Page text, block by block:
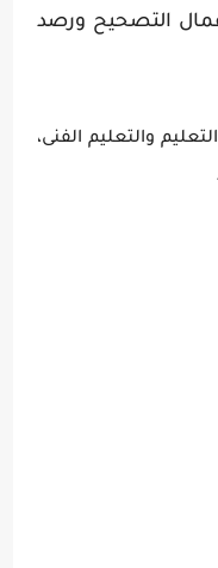
التصحيح ورصد
التربية والتعليم والتعليم الفنى،